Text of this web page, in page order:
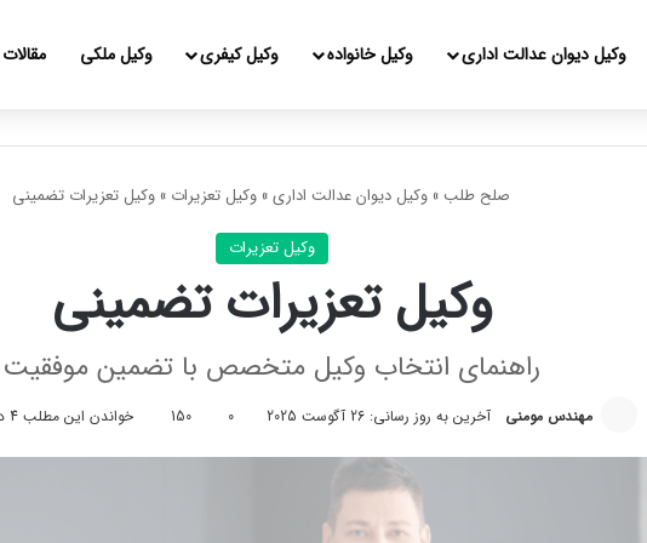
وکیل دیوان عدالت اداری وکیل خانواده وکیل کیفری وکیل ملکی
صلح طلب » وکیل دیوان عدالت اداری» وکیل تعزیرات » وکیل تعزیرات تضمینی
وکیل تعزیرات
وکیل تعزیرات تضمینی
راهنمای انتخاب وکیل متخصص با تضمین موفقیت
مهندس مومنی آخرین به روز رسانی: 26 آگوست 2025 0
150 خواندن این مطلب 4 دقیقه زمان میبرد